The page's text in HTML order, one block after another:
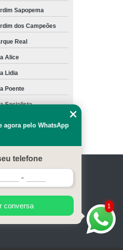
Sapopema
dos Campeões
Real
Alice
Lidia
Poente
Socialista
Penal –
Contato
1
agora pelo WhatsApp
telefone
conversa